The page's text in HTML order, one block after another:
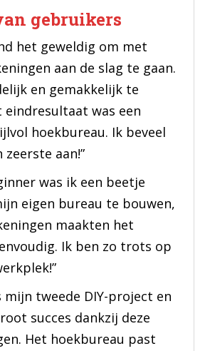
gebruikers
het geweldig om met
aan de slag te gaan.
en gemakkelijk te
eindresultaat was een
hoekbureau. Ik beveel
aan!”
was ik een beetje
eigen bureau te bouwen,
maakten het
Ik ben zo trots op
mijn tweede DIY-project en
succes dankzij deze
Het hoekbureau past